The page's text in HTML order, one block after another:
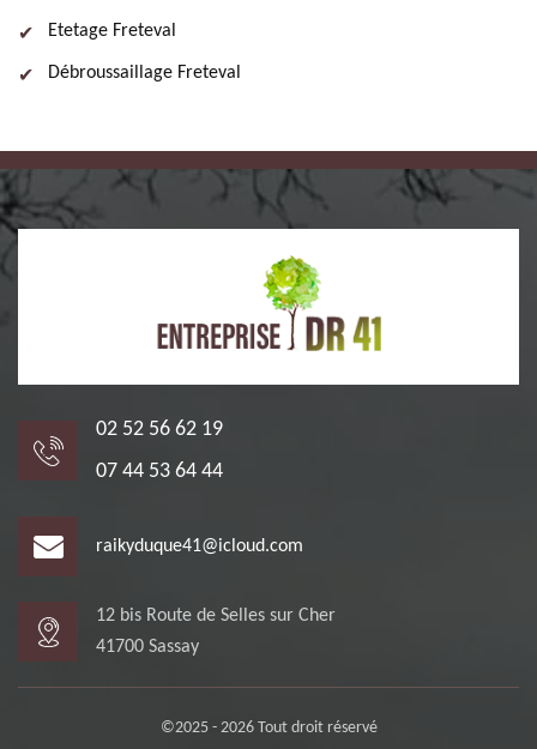
Etetage Freteval
Débroussaillage Freteval
02 52 56 62 19
07 44 53 64 44
raikyduque41@icloud.com
12 bis Route de Selles sur Cher
41700 Sassay
©2025 - 2026 Tout droit réservé